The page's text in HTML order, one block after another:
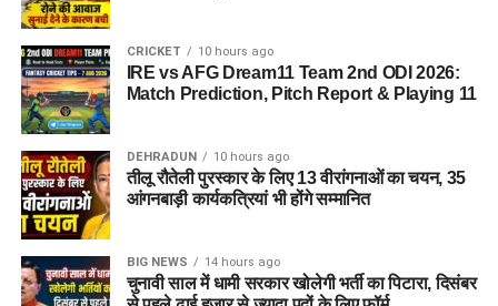
CRICKET 10 hours ago
IRE vs AFG Dream11 Team 2nd ODI 2026:
Match Prediction, Pitch Report & Playing 11
DEHRADUN 10 hours ago
तीलू रौतेली पुरस्कार के लिए 13 वीरांगनाओं का चयन, 35
आंगनबाड़ी कार्यकत्रियां भी होंगे सम्मानित
BIG NEWS 14 hours ago
चुनावी साल में धामी सरकार खोलेगी भर्ती का पिटारा, दिसंबर